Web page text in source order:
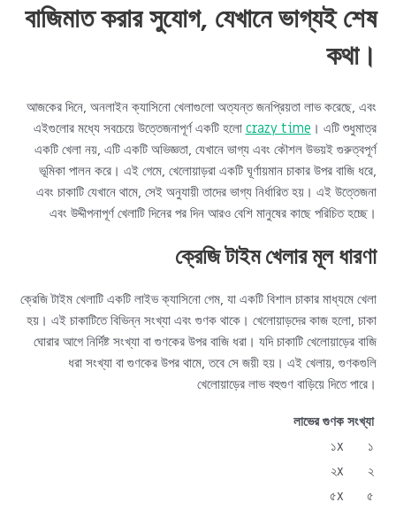
বাজিমাত করার সুযোগ, যেখানে ভাগ্যই শেষ
কথা।
আজকের দিনে, অনলাইন ক্যাসিনো খেলাগুলো অত্যন্ত জনপ্রিয়তা লাভ করেছে, এবং
এইগুলোর মধ্যে সবচেয়ে উত্তেজনাপূর্ণ একটি হলো crazy time । এটি শুধুমাত্র
একটি খেলা নয়, এটি একটি অভিজ্ঞতা, যেখানে ভাগ্য এবং কৌশল উভয়ই গুরুত্বপূর্ণ
ভূমিকা পালন করে। এই গেমে, খেলোয়াড়রা একটি ঘূর্ণায়মান চাকার উপর বাজি ধরে,
এবং চাকাটি যেখানে থামে, সেই অনুযায়ী তাদের ভাগ্য নির্ধারিত হয়। এই উত্তেজনা
এবং উদ্দীপনাপূর্ণ খেলাটি দিনের পর দিন আরও বেশি মানুষের কাছে পরিচিত হচ্ছে।
ক্রেজি টাইম খেলার মূল ধারণা
ক্রেজি টাইম খেলাটি একটি লাইভ ক্যাসিনো গেম, যা একটি বিশাল চাকার মাধ্যমে খেলা
হয়। এই চাকাটিতে বিভিন্ন সংখ্যা এবং গুণক থাকে। খেলোয়াড়দের কাজ হলো, চাকা
ঘোরার আগে নির্দিষ্ট সংখ্যা বা গুণকের উপর বাজি ধরা। যদি চাকাটি খেলোয়াড়ের বাজি
ধরা সংখ্যা বা গুণকের উপর থামে, তবে সে জয়ী হয়। এই খেলায়, গুণকগুলি
খেলোয়াড়ের লাভ বহুগুণ বাড়িয়ে দিতে পারে।
সংখ্যা
লাভের গুণক
১
১x
২
২x
৫
৫x